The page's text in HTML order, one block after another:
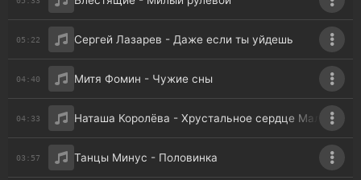
05:22 Сергей Лазарев - Даже если ты уйдешь
04:40 Митя Фомин - Чужие сны
04:33 Наташа Королёва - Хрустальное сердце Мальвины
03:57 Танцы Минус - Половинка